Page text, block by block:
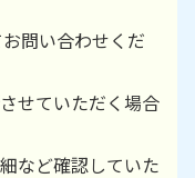
問い合わせくだ
せていただく場合
など確認していた